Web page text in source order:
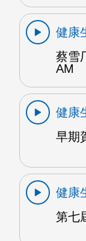
健康
蔡雪
AM
健康
早期
健康
第七